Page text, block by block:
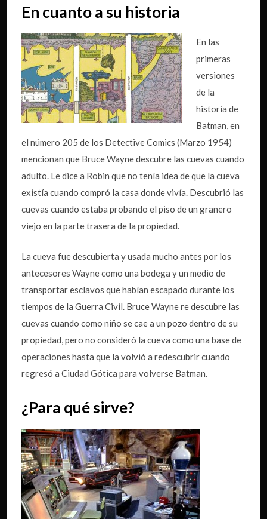
En cuanto a su historia
En las
primeras
versiones
de la
historia de
Batman, en
el número 205 de los Detective Comics (Marzo 1954)
mencionan que Bruce Wayne descubre las cuevas cuando
adulto. Le dice a Robin que no tenía idea de que la cueva
existía cuando compró la casa donde vivía. Descubrió las
cuevas cuando estaba probando el piso de un granero
viejo en la parte trasera de la propiedad.
La cueva fue descubierta y usada mucho antes por los
antecesores Wayne como una bodega y un medio de
transportar esclavos que habían escapado durante los
tiempos de la Guerra Civil. Bruce Wayne re descubre las
cuevas cuando como niño se cae a un pozo dentro de su
propiedad, pero no consideró la cueva como una base de
operaciones hasta que la volvió a redescubrir cuando
regresó a Ciudad Gótica para volverse Batman.
¿Para qué sirve?